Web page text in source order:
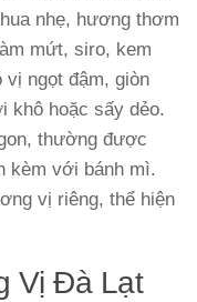
nhẹ, hương thơm
mứt, siro, kem
ngọt đậm, giòn
khô hoặc sấy dẻo.
thường được
kèm với bánh mì.
vị riêng, thể hiện
Vị Đà Lạt